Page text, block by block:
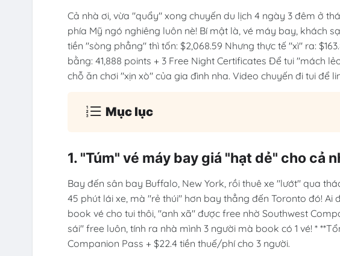
Cả nhà ơi, vừa "quẩy" xong chuyến du lịch 4 ngày 3 đêm ở
phía Mỹ ngó nghiêng luôn nè! Bí mật là, vé máy bay, khách
tiền "sòng phẳng" thì tốn: $2,068.59 Nhưng thực tế "xì" ra:
bằng: 41,888 points + 3 Free Night Certificates Để tui "mách
chỗ ăn chơi "xịn xò" của gia đình nha. Video chuyến đi tui để
Mục lục
1. "Túm" vé máy bay giá "hạt dẻ" cho cả
Bay đến sân bay Buffalo, New York, rồi thuê xe "lướt" qua
45 phút lái xe, mà "rẻ thúi" hơn bay thẳng đến Toronto đó! Ai
book vé cho tui thôi, "anh xã" được free nhờ Southwest
sái" free luôn, tính ra nhà mình 3 người mà book có 1 vé! *
Companion Pass + $22.4 tiền thuế/phí cho 3 người.